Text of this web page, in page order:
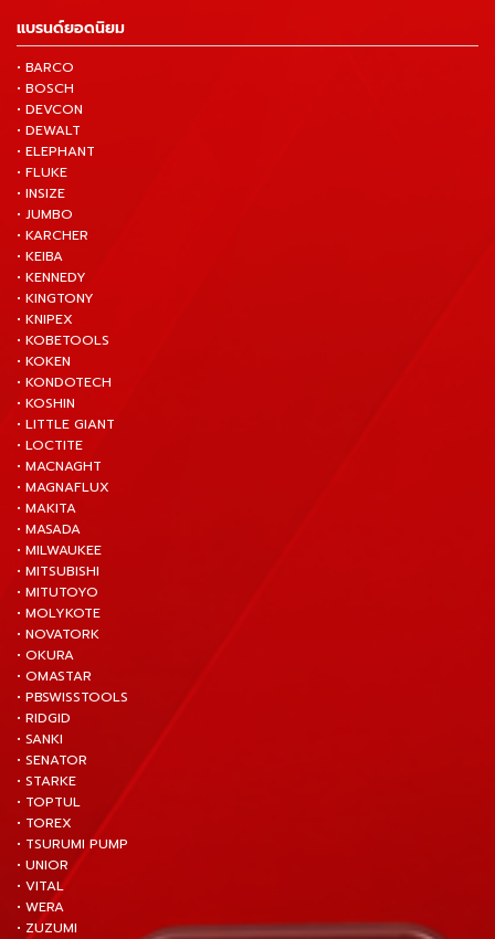
แบรนด์ยอดนิยม
• BARCO
• BOSCH
• DEVCON
• DEWALT
• ELEPHANT
• FLUKE
• INSIZE
• JUMBO
• KARCHER
• KEIBA
• KENNEDY
• KINGTONY
• KNIPEX
• KOBETOOLS
• KOKEN
• KONDOTECH
• KOSHIN
• LITTLE GIANT
• LOCTITE
• MACNAGHT
• MAGNAFLUX
• MAKITA
• MASADA
• MILWAUKEE
• MITSUBISHI
• MITUTOYO
• MOLYKOTE
• NOVATORK
• OKURA
• OMASTAR
• PBSWISSTOOLS
• RIDGID
• SANKI
• SENATOR
• STARKE
• TOPTUL
• TOREX
• TSURUMI PUMP
• UNIOR
• VITAL
• WERA
• ZUZUMI